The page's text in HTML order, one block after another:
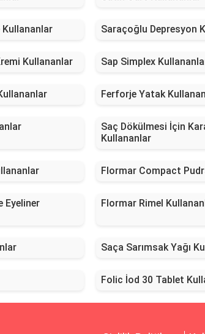
Saraçoğlu Depresyon
Kullananlar Sap Simplex
Ferforje Yatak
Saç Dökülmesi İçin
Kullananlar
Flormar Compact
Eyeliner
Flormar Rimel
Saça Sarımsak Yağı
Folic İod 30 Tablet